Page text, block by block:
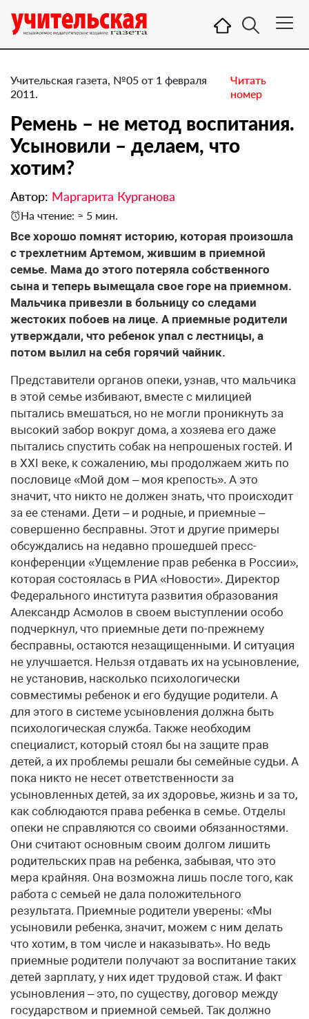
Учительская газета, №05 от 1 февраля
2011.
Читать
номер
Ремень – не метод воспитания.
Усыновили – делаем, что
хотим?
Автор: Маргарита Курганова
На чтение: ≈ 5 мин.
Все хорошо помнят историю, которая произошла
с трехлетним Артемом, жившим в приемной
семье. Мама до этого потеряла собственного
сына и теперь вымещала свое горе на приемном.
Мальчика привезли в больницу со следами
жестоких побоев на лице. А приемные родители
утверждали, что ребенок упал с лестницы, а
потом вылил на себя горячий чайник.
Представители органов опеки, узнав, что мальчика
в этой семье избивают, вместе с милицией
пытались вмешаться, но не могли проникнуть за
высокий забор вокруг дома, а хозяева его даже
пытались спустить собак на непрошеных гостей. И
в ХХI веке, к сожалению, мы продолжаем жить по
пословице «Мой дом – моя крепость». А это
значит, что никто не должен знать, что происходит
за ее стенами. Дети – и родные, и приемные –
совершенно бесправны. Этот и другие примеры
обсуждались на недавно прошедшей пресс-
конференции «Ущемление прав ребенка в России»,
которая состоялась в РИА «Новости». Директор
Федерального института развития образования
Александр Асмолов в своем выступлении особо
подчеркнул, что приемные дети по-прежнему
бесправны, остаются незащищенными. И ситуация
не улучшается. Нельзя отдавать их на усыновление,
не установив, насколько психологически
совместимы ребенок и его будущие родители. А
для этого в системе усыновления должна быть
психологическая служба. Также необходим
специалист, который стоял бы на защите прав
детей, а их проблемы решали бы семейные судьи. А
пока никто не несет ответственности за
усыновленных детей, за их здоровье, жизнь и за то,
как соблюдаются права ребенка в семье. Отделы
опеки не справляются со своими обязанностями.
Они считают основным своим долгом лишить
родительских прав на ребенка, забывая, что это
мера крайняя. Она возможна лишь после того, как
работа с семьей не дала положительного
результата. Приемные родители уверены: «Мы
усыновили ребенка, значит, можем с ним делать
что хотим, в том числе и наказывать». Но ведь
приемные родители получают за воспитание таких
детей зарплату, у них идет трудовой стаж. И факт
усыновления – это, по существу, договор между
государством и приемной семьей. Так должно